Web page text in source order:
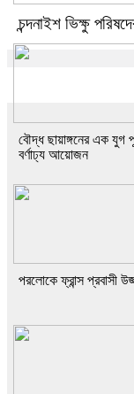
চন্দনাইশ ভিক্ষু
বৌদ্ধ ছায়াঙ্গনের এক যুগ
বর্ণাঢ্য আয়োজন
পরলোকে ফ্রান্স প্রবাসী